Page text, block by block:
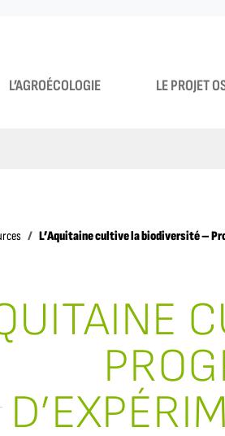
L’AGROÉCOLOGIE LE PROJET
L’Aquitaine cultive la biodiversité –